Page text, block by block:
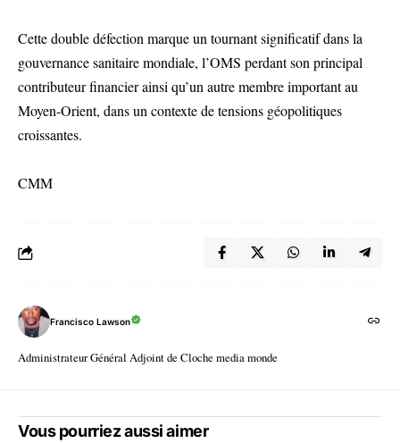
Cette double défection marque un tournant significatif dans la
gouvernance sanitaire mondiale, l’OMS perdant son principal
contributeur financier ainsi qu’un autre membre important au
Moyen-Orient, dans un contexte de tensions géopolitiques
croissantes.
CMM
Francisco Lawson
Administrateur Général Adjoint de Cloche media monde
Vous pourriez aussi aimer